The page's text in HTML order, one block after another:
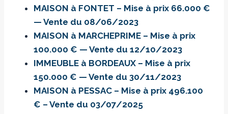
MAISON à FONTET – Mise à prix 66.000 €
— Vente du 08/06/2023
MAISON à MARCHEPRIME – Mise à prix
100.000 € — Vente du 12/10/2023
IMMEUBLE à BORDEAUX – Mise à prix
150.000 € — Vente du 30/11/2023
MAISON à PESSAC – Mise à prix 496.100
€ – Vente du 03/07/2025